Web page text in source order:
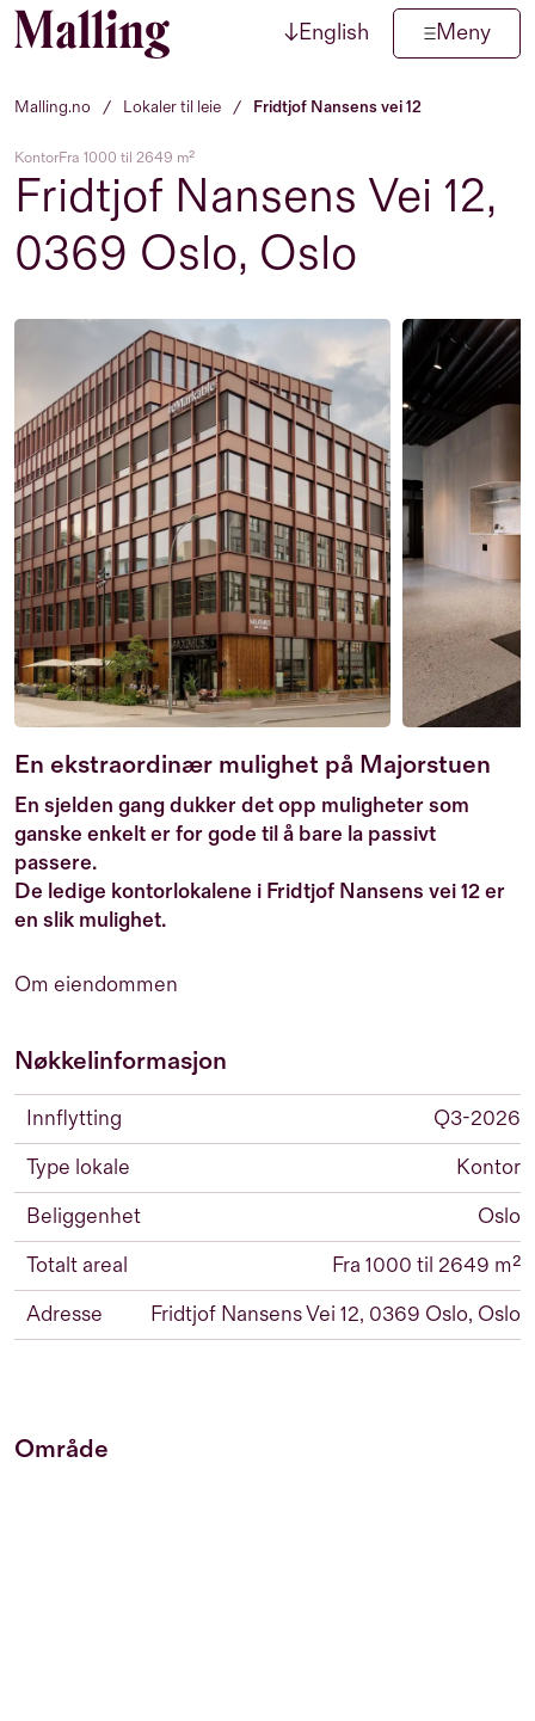
Hopp til innhold ↓English Meny
Malling.no / Lokaler til leie / Fridtjof Nansens vei 12
KontorFra 1000 til 2649 m²
Fridtjof Nansens Vei 12,
0369 Oslo, Oslo
En ekstraordinær mulighet på Majorstuen
En sjelden gang dukker det opp muligheter som
ganske enkelt er for gode til å bare la passivt
passere.
De ledige kontorlokalene i Fridtjof Nansens vei 12 er
en slik mulighet.
Om eiendommen
Nøkkelinformasjon
Innflytting
Q3-2026
Type lokale
Kontor
Beliggenhet
Oslo
Totalt areal
Fra 1000 til 2649 m²
Adresse
Fridtjof Nansens Vei 12, 0369 Oslo, Oslo
Område